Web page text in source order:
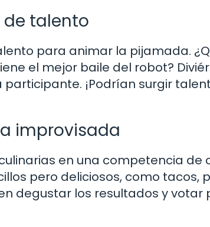
talento
para animar la pijamada.
el mejor baile del robot?
¡Podrían surgir
improvisada
en una competencia de
pero deliciosos, como tacos,
degustar los resultados y votar